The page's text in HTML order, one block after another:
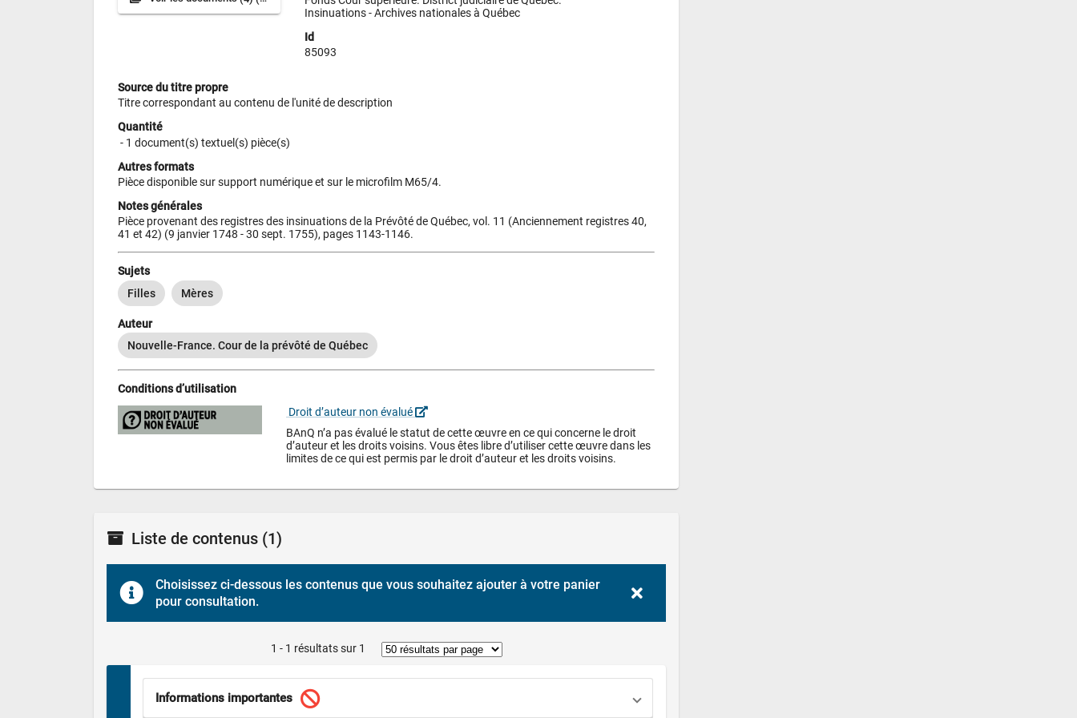
Insinuations - Archives nationales à Québec
Id
85093
Source du titre propre
Titre correspondant au contenu de l'unité de description
Quantité
- 1 document(s) textuel(s) pièce(s)
Autres formats
Pièce disponible sur support numérique et sur le microfilm M65/4.
Notes générales
Pièce provenant des registres des insinuations de la Prévôté de Québec, vol. 11 (Anciennement registres 40,
41 et 42) (9 janvier 1748 - 30 sept. 1755), pages 1143-1146.
Sujets
Filles
Mères
Auteur
Nouvelle-France. Cour de la prévôté de Québec
Conditions d’utilisation
Droit d’auteur non évalué
BAnQ n’a pas évalué le statut de cette œuvre en ce qui concerne le droit
d’auteur et les droits voisins. Vous êtes libre d’utiliser cette œuvre dans les
limites de ce qui est permis par le droit d’auteur et les droits voisins.
Liste de contenus (1)
Choisissez ci-dessous les contenus que vous souhaitez ajouter à votre panier
pour consultation.
1 - 1 résultats sur 1
Informations importantes